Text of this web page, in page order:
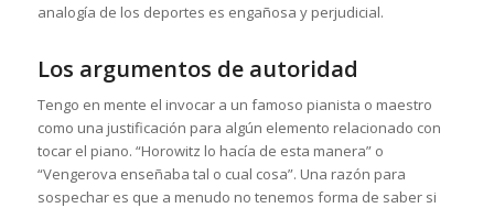
analogía de los deportes es engañosa y perjudicial.
Los argumentos de autoridad
Tengo en mente el invocar a un famoso pianista o maestro
como una justificación para algún elemento relacionado con
tocar el piano. “Horowitz lo hacía de esta manera” o
“Vengerova enseñaba tal o cual cosa”. Una razón para
sospechar es que a menudo no tenemos forma de saber si